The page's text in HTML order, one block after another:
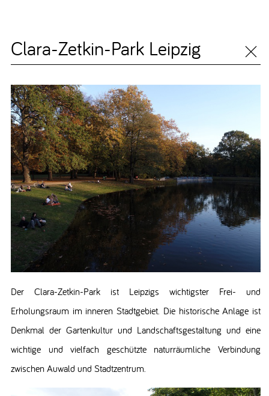
Clara-Zetkin-Park Leipzig
Der Clara-Zetkin-Park ist Leipzigs wichtigster Frei- und
Erholungsraum im inneren Stadtgebiet. Die historische Anlage ist
Denkmal der Gartenkultur und Landschaftsgestaltung und eine
wichtige und vielfach geschützte naturräumliche Verbindung
zwischen Auwald und Stadtzentrum.